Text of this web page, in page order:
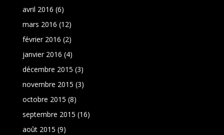
avril 2016 (6)
mars 2016 (12)
février 2016 (2)
janvier 2016 (4)
décembre 2015 (3)
novembre 2015 (3)
octobre 2015 (8)
septembre 2015 (16)
août 2015 (9)